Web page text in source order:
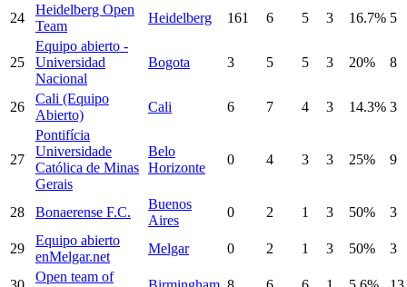
24
Heidelberg Open
Team
Heidelberg 161 6 5 3 16.7% 5
25
Equipo abierto -
Universidad
Nacional
Bogota 3 5 5 3 20% 8
26
Cali (Equipo
Abierto)
Cali 6 7 4 3 14.3% 3
27
Pontifícia
Universidade
Católica de Minas
Gerais
Belo
Horizonte
0 4 3 3 25% 9
28 Bonaerense F.C.
Buenos
Aires
0 2 1 3 50% 3
29
Equipo abierto
enMelgar.net
Melgar 0 2 1 3 50% 3
Open team of